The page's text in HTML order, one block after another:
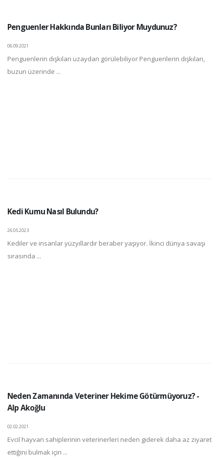
Penguenler Hakkında Bunları Biliyor Muydunuz?
06.09.2021
Penguenlerin dışkıları uzaydan görülebiliyor Penguenlerin dışkıları,
buzun üzerinde ...
Kedi Kumu Nasıl Bulundu?
26.05.2023
Kediler ve insanlar yüzyıllardır beraber yaşıyor. İkinci dünya savaşı
sırasında ...
Neden Zamanında Veteriner Hekime Götürmüyoruz? -
Alp Akoğlu
02.02.2021
Evcil hayvan sahiplerinin veterinerleri neden giderek daha az ziyaret
ettiğini bulmak için ...